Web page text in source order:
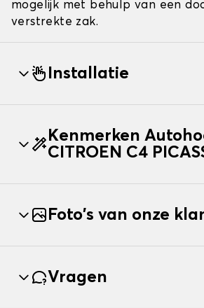
mogelijk met behulp van een
verstrekte zak.
Installatie
Kenmerken
CITROEN C4
Foto's van onze
Vragen